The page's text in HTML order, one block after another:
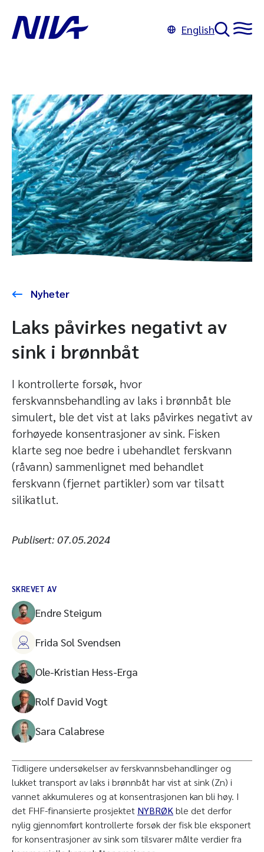
English
Nyheter
Laks påvirkes negativt av
sink i brønnbåt
I kontrollerte forsøk, hvor
ferskvannsbehandling av laks i brønnbåt ble
simulert, ble det vist at laks påvirkes negativt av
forhøyede konsentrasjoner av sink. Fisken
klarte seg noe bedre i ubehandlet ferskvann
(råvann) sammenlignet med behandlet
ferskvann (fjernet partikler) som var tilsatt
silikatlut.
Publisert: 07.05.2024
SKREVET AV
Endre Steigum
Frida Sol Svendsen
Ole-Kristian Hess-Erga
Rolf David Vogt
Sara Calabrese
Tidligere undersøkelser av ferskvannsbehandlinger og
lukket transport av laks i brønnbåt har vist at sink (Zn) i
vannet akkumuleres og at konsentrasjonen kan bli høy. I
det FHF-finansierte prosjektet NYBRØK ble det derfor
nylig gjennomført kontrollerte forsøk der fisk ble eksponert
for konsentrasjoner av sink som tilsvarer målte verdier fra